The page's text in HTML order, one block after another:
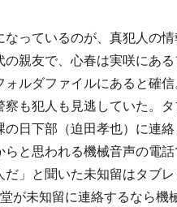
っているのが、真犯人の
の親友で、心春は実咲にあ
ルダファイルにあると確
も犯人も見逃していた。
の日下部（迫田孝也）に連
と思われる機械音声の電
」と聞いた未知留はタブ
が未知留に連絡するなら